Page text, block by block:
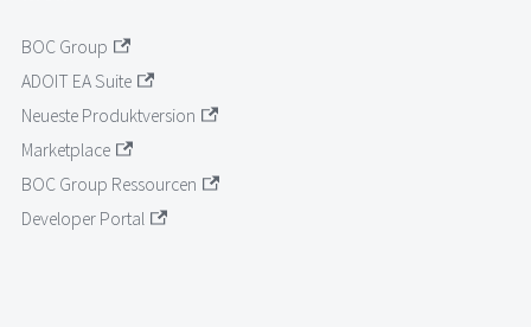
BOC Group
ADOIT EA Suite
Neueste Produktversion
Marketplace
BOC Group Ressourcen
Developer Portal